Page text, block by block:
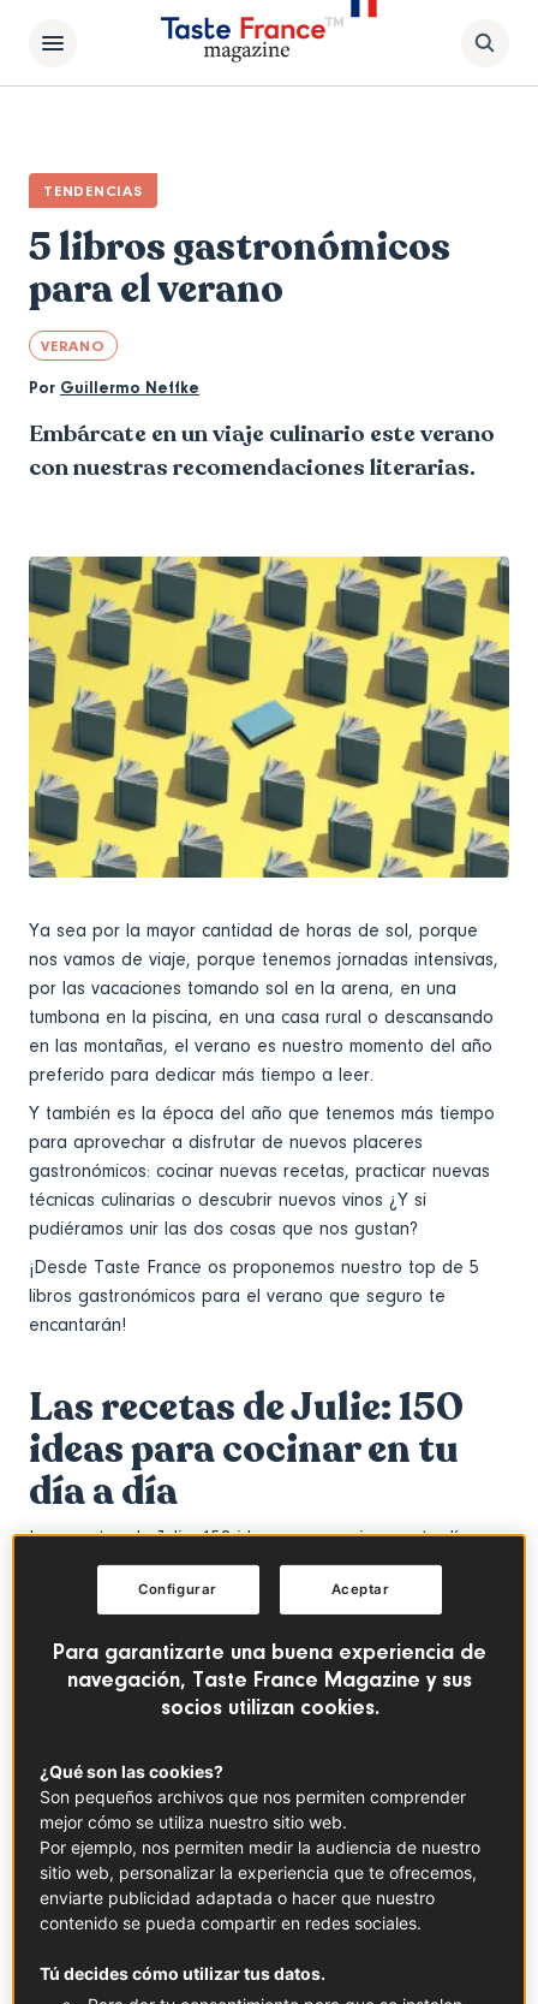
TENDENCIAS
5 libros gastronómicos
para el verano
VERANO
Por Guillermo Neffke
Embárcate en un viaje culinario este verano
con nuestras recomendaciones literarias.
Ya sea por la mayor cantidad de horas de sol, porque
nos vamos de viaje, porque tenemos jornadas intensivas,
por las vacaciones tomando sol en la arena, en una
tumbona en la piscina, en una casa rural o descansando
en las montañas, el verano es nuestro momento del año
preferido para dedicar más tiempo a leer.
Y también es la época del año que tenemos más tiempo
para aprovechar a disfrutar de nuevos placeres
gastronómicos: cocinar nuevas recetas, practicar nuevas
técnicas culinarias o descubrir nuevos vinos ¿Y si
pudiéramos unir las dos cosas que nos gustan?
¡Desde Taste France os proponemos nuestro top de 5
libros gastronómicos para el verano que seguro te
encantarán!
Las recetas de Julie: 150
ideas para cocinar en tu
día a día
Las recetas de Julie: 150 ideas para cocinar en tu día a
día" es un libro que te transportará al corazón de la
gastronomía francesa. Julie Andrieu es cocinera,
que aquí en España se convirtió en un acara conocida
gracias a su programa que a diario emitía TVE. Autora de
más de treinta libros de cocina, fue galardonada en 2021
feria Gastronomika de San Sebastián. Con este libro,
según ella misma dice, quiere compartir sus recetas y sus
secretos culinarios con la mayor cantidad de personas
posible.
Con un estilo claro y accesible Andrieu presenta 150
recetas, desde las más clásicas y tradicionales de la
bourguignon, hasta creaciones más innovadoras que
fusionan sabores de distintas culturas como la ensalada
Para garantizarte una buena experiencia de
navegación, Taste France Magazine y sus
socios utilizan cookies.
¿Qué son las cookies?
Son pequeños archivos que nos permiten comprender
mejor cómo se utiliza nuestro sitio web.
Por ejemplo, nos permiten medir la audiencia de nuestro
sitio web, personalizar la experiencia que te ofrecemos,
enviarte publicidad adaptada o hacer que nuestro
contenido se pueda compartir en redes sociales.
Tú decides cómo utilizar tus datos.
Aceptar
Configurar